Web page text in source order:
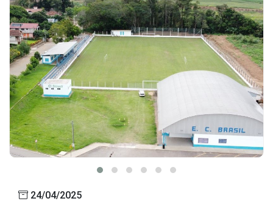
24/04/2025